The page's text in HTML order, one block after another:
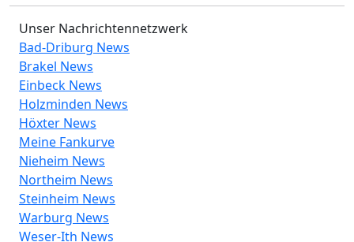
Unser Nachrichtennetzwerk
Bad-Driburg News
Brakel News
Einbeck News
Holzminden News
Höxter News
Meine Fankurve
Nieheim News
Northeim News
Steinheim News
Warburg News
Weser-Ith News